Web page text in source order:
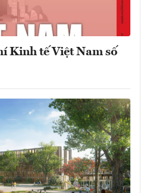
Kinh tế Việt Nam số